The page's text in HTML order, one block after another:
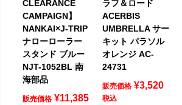
CLEARANCE
CAMPAIGN】
NANKAI×J-TRIP
ナローローラー
スタンド ブルー
NJT-1052BL 南
海部品
販売価格 ¥11,385
ラフ＆ロード
ACERBIS
UMBRELLA サー
キット パラソル
オレンジ AC-
24731
販売価格 ¥3,520
税込